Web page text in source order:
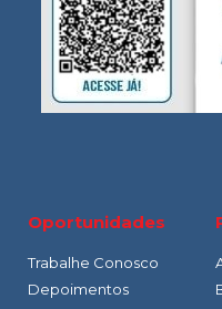
Oportunidades
Trabalhe Conosco
Depoimentos